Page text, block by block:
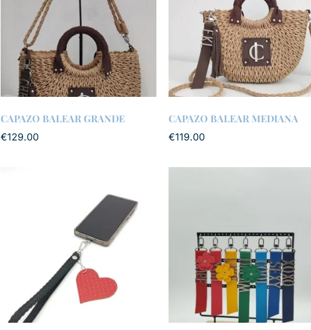
CAPAZO BALEAR GRANDE
€129.00
CAPAZO BALEAR MEDIANA
€119.00